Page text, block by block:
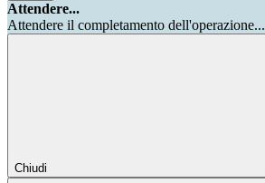
Attendere...
Attendere il completamento dell'operazione...
Chiudi